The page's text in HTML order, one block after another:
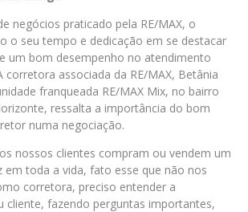
negócios praticado pela RE/MAX, o
o seu tempo e dedicação em se destacar
um bom desempenho no atendimento
corretora associada da RE/MAX, Betânia
franqueada RE/MAX Mix, no bairro
ressalta a importância do bom
numa negociação.
nossos clientes compram ou vendem um
em toda a vida, fato esse que não nos
corretora, preciso entender a
cliente, fazendo perguntas importantes,